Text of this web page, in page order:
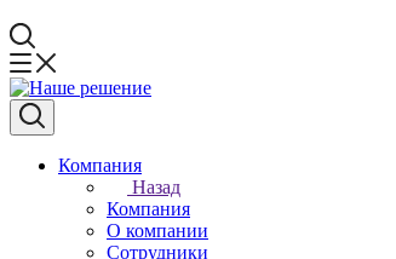
Компания
Назад
Компания
О компании
Сотрудники